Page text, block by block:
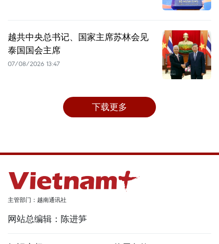
越共中央总书记、国家主席苏林会见
泰国国会主席
07/08/2026 13:47
下载更多
主管部门：越南通讯社
网站总编辑：陈进笋